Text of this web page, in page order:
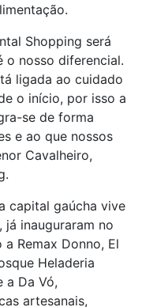
Shopping será
o nosso diferencial.
ligada ao cuidado
o início, por isso a
se de forma
e ao que nossos
Cavalheiro,
capital gaúcha vive
inauguraram no
Remax Donno, El
Heladeria
a Da Vó,
artesanais,